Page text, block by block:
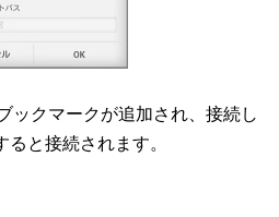
ックマークが追加され、接続し
と接続されます。